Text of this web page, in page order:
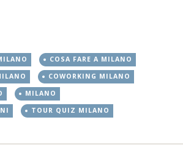
COSA FARE A MILANO
COWORKING MILANO
MILANO
TOUR QUIZ MILANO